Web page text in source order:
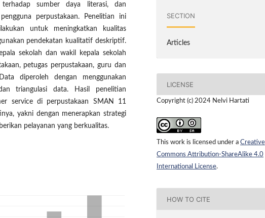
terhadap sumber daya literasi, dan
perpustakaan. Penelitian ini
untuk meningkatkan kualitas
pendekatan kualitatif deskriptif.
sekolah dan wakil kepala sekolah
petugas perpustakaan, guru dan
diperoleh dengan menggunakan
triangulasi data. Hasil penelitian
service di perpustakaan SMAN 11
yakni dengan menerapkan strategi
pelayanan yang berkualitas.
SECTION
Articles
LICENSE
Copyright (c) 2024 Nelvi Hartati
This work is licensed under a Creative
Commons Attribution-ShareAlike 4.0
International License.
HOW TO CITE